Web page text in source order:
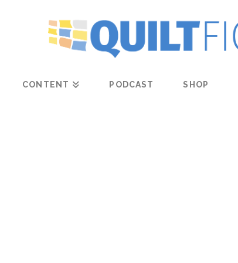
CONTENT PODCAST SHOP